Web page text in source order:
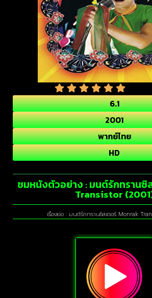
6.1
2001
พากย์ไทย
HD
ชมหนังตัวอย่าง : มนต์รักทรานซิ
Transistor
เรื่องย่อ : มนต์รักทรานซิสเตอร์ Monrak